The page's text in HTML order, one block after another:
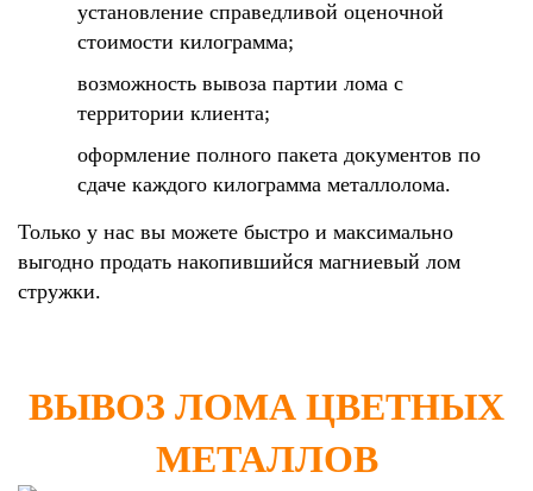
установление справедливой оценочной
стоимости килограмма;
возможность вывоза партии лома с
территории клиента;
оформление полного пакета документов по
сдаче каждого килограмма металлолома.
Только у нас вы можете быстро и максимально
выгодно продать накопившийся магниевый лом
стружки.
ВЫВОЗ ЛОМА ЦВЕТНЫХ
МЕТАЛЛОВ